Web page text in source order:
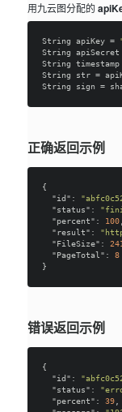
用九云图分配的
String apiKey =
String apiSecret
String timestamp
String str =
正确返回示例
{
"id" :
"status" :
"percent" : 100
"result" :
"FileSize" :
"PageTotal" : 8
错误返回示例
{
"id" :
"status" :
"percent" : 39,